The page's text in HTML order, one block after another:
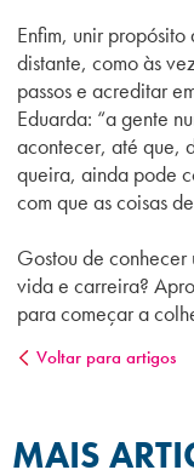
Enfim, unir
distante, como às
passos e acreditar
Eduarda: “a gente
acontecer, até que,
queira, ainda pode
com que as coisas
Gostou de conhecer
vida e carreira?
para começar a
Voltar para artigos
MAIS